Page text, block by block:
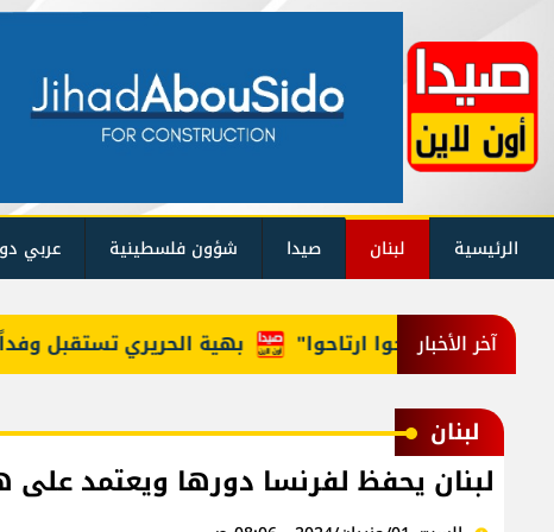
الرئيسية لبنان صيدا شؤون فلسطينية عربي
آخر الأخبار بهية الحريري تستقبل وفداً من "روحوا ارتاحوا"
لبنان
لبنان يحفظ لفرنسا دورها ويعتمد على